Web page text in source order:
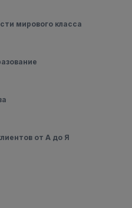
мирового класса
от А до Я